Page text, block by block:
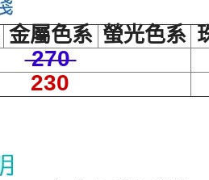
金屬色系 螢光色系
270
230